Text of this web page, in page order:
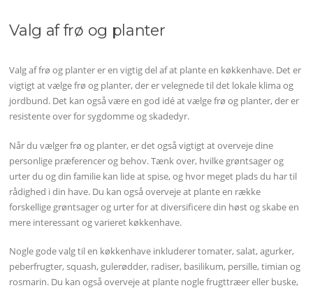
Valg af frø og planter
Valg af frø og planter er en vigtig del af at plante en køkkenhave. Det er
vigtigt at vælge frø og planter, der er velegnede til det lokale klima og
jordbund. Det kan også være en god idé at vælge frø og planter, der er
resistente over for sygdomme og skadedyr.
Når du vælger frø og planter, er det også vigtigt at overveje dine
personlige præferencer og behov. Tænk over, hvilke grøntsager og
urter du og din familie kan lide at spise, og hvor meget plads du har til
rådighed i din have. Du kan også overveje at plante en række
forskellige grøntsager og urter for at diversificere din høst og skabe en
mere interessant og varieret køkkenhave.
Nogle gode valg til en køkkenhave inkluderer tomater, salat, agurker,
peberfrugter, squash, gulerødder, radiser, basilikum, persille, timian og
rosmarin. Du kan også overveje at plante nogle frugttræer eller buske,